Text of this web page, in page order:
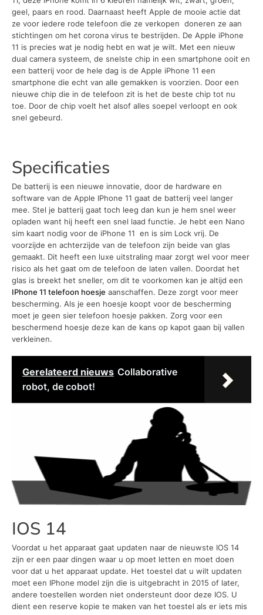
geel, paars en rood. Daarnaast heeft Apple de mooie actie dat
ze voor iedere rode telefoon die ze verkopen doneren ze aan
stichtingen om het corona virus te bestrijden. De Apple iPhone
11 is precies wat je nodig hebt en wat je wilt. Met een nieuw
dual camera systeem, de snelste chip in een smartphone ooit en
een batterij voor de hele dag is de Apple iPhone 11 een
smartphone die echt van alle gemakken is voorzien. Door een
nieuwe chip die in de telefoon zit is het de beste chip tot nu
toe. Door de chip voelt het alsof alles soepel verloopt en ook
snel gebeurd.
Specificaties
De batterij is een nieuwe innovatie, door de hardware en
software van de Apple IPhone 11 gaat de batterij veel langer
mee. Stel je batterij gaat toch leeg dan kun je hem snel weer
opladen want hij heeft een snel laad functie. Je hebt een Nano
sim kaart nodig voor de iPhone 11 en is sim Lock vrij. De
voorzijde en achterzijde van de telefoon zijn beide van glas
gemaakt. Dit heeft een luxe uitstraling maar zorgt wel voor meer
risico als het gaat om de telefoon de laten vallen. Doordat het
glas is breekt het sneller, om dit te voorkomen kan je altijd een
IPhone 11 telefoon hoesje aanschaffen. Deze zorgt voor meer
bescherming. Als je een hoesje koopt voor de bescherming
moet je geen sier telefoon hoesje pakken. Zorg voor een
beschermend hoesje deze kan de kans op kapot gaan bij vallen
verkleinen.
Gerelateerd nieuws Collaborative
robot, de cobot!
IOS 14
Voordat u het apparaat gaat updaten naar de nieuwste IOS 14
zijn er een paar dingen waar u op moet letten en moet doen
voor dat u het apparaat update. Het toestel dat u wilt updaten
moet een IPhone model zijn die is uitgebracht in 2015 of later,
andere toestellen worden niet ondersteunt door deze IOS. U
dient een reserve kopie te maken van het toestel als er iets mis